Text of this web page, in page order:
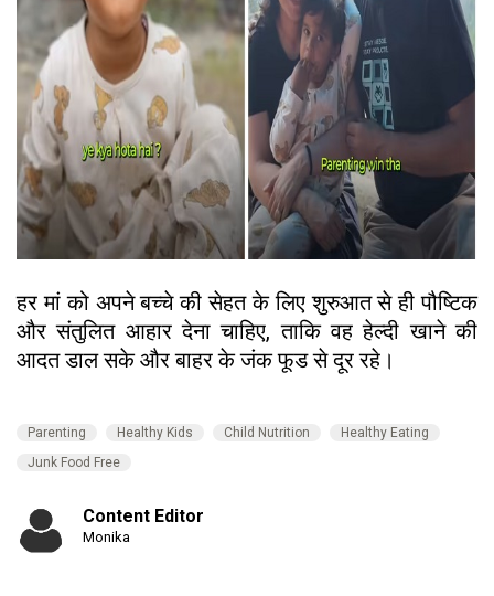
हर मां को अपने बच्चे की सेहत के लिए शुरुआत से ही पौष्टिक
और संतुलित आहार देना चाहिए, ताकि वह हेल्दी खाने की
आदत डाल सके और बाहर के जंक फूड से दूर रहे।
Parenting Healthy Kids Child Nutrition
Healthy Eating
Junk Food Free
Content Editor
Monika